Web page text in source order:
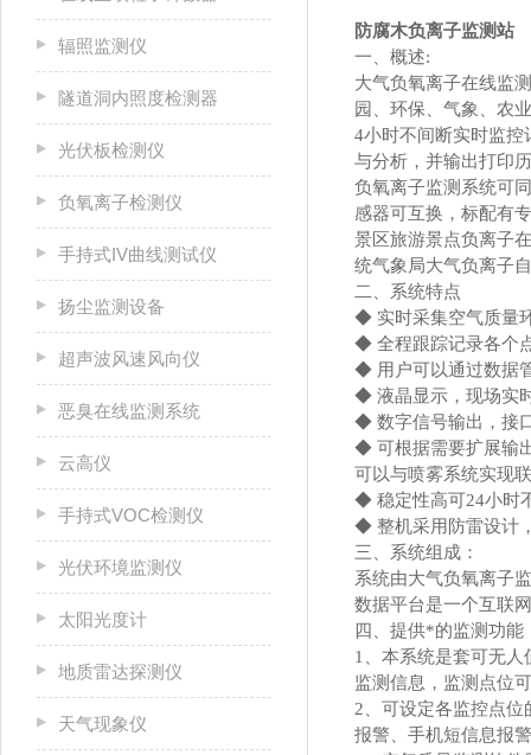
辐照监测仪
隧道洞内照度检测器
光伏板检测仪
负氧离子检测仪
手持式IV曲线测试仪
扬尘监测设备
超声波风速风向仪
恶臭在线监测系统
云高仪
手持式VOC检测仪
光伏环境监测仪
太阳光度计
地质雷达探测仪
天气现象仪
防腐木负离子监测站
一、概述:
大气负氧离子在线监
园、环保、气象、农
4小时不间断实时监控
与分析，并输出打印
负氧离子监测系统可
感器可互换，标配有
景区旅游景点负离子
统气象局大气负离子
二、系统特点
◆ 实时采集空气质量
◆ 全程跟踪记录各个
◆ 用户可以通过数据
◆ 液晶显示，现场实
◆ 数字信号输出，接
◆ 可根据需要扩展输
可以与喷雾系统实现
◆ 稳定性高可24小时
◆ 整机采用防雷设计
三、系统组成：
系统由大气负氧离子
数据平台是一个互联
四、提供*的监测功能
1、本系统是套可无
监测信息，监测点位
2、可设定各监控点
报警、手机短信息报